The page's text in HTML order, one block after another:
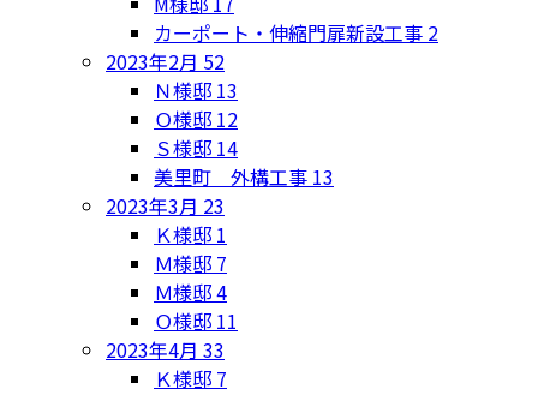
カーポート・伸縮門扉新設工事 2
2023年2月 52
Ｎ様邸 13
Ｏ様邸 12
Ｓ様邸 14
美里町 外構工事 13
2023年3月 23
Ｋ様邸 1
Ｍ様邸 7
Ｍ様邸4
Ｏ様邸 11
2023年4月 33
Ｋ様邸 7